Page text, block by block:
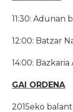
11:30: Adunan
12:00: Batzar
14:00:
GAI ORDENA
2015eko